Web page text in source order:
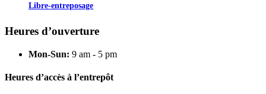
Libre-entreposage
Heures d’ouverture
Mon-Sun: 9 am - 5 pm
Heures d’accès à l’entrepôt